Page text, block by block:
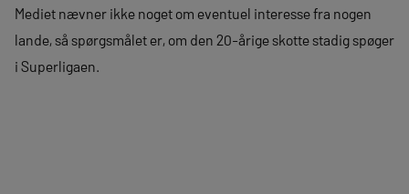
Mediet nævner ikke noget om eventuel interesse fra nogen
lande, så spørgsmålet er, om den 20-årige skotte stadig spøger
i Superligaen.